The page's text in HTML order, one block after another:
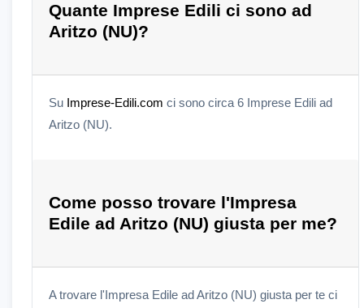
Quante Imprese Edili ci sono ad
Aritzo (NU)?
Su Imprese-Edili.com ci sono circa 6 Imprese Edili ad
Aritzo (NU).
Come posso trovare l'Impresa
Edile ad Aritzo (NU) giusta per me?
A trovare l'Impresa Edile ad Aritzo (NU) giusta per te ci